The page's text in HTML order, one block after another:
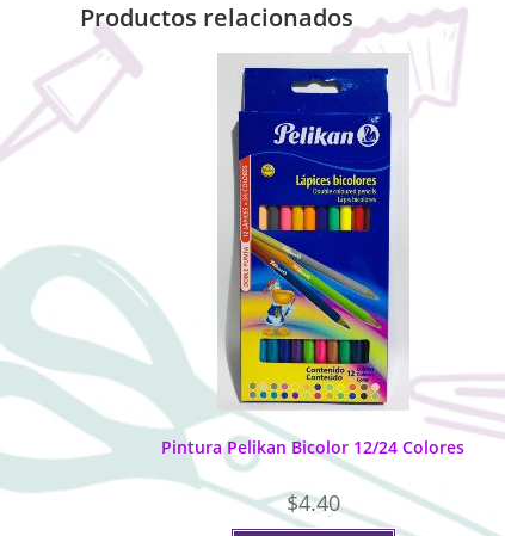
Productos relacionados
Pintura Pelikan Bicolor 12/24 Colores
$4.40